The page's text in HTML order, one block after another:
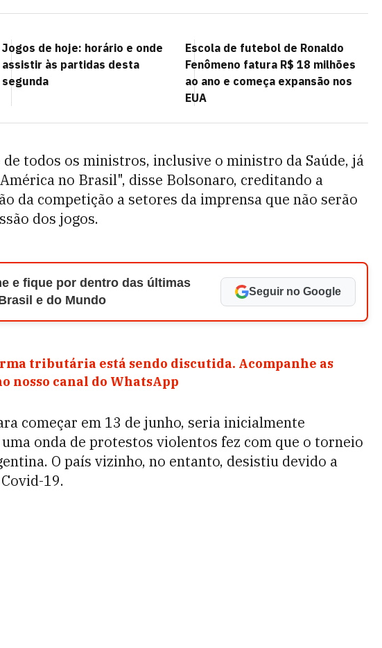
Jogos de hoje: horário e onde
assistir às partidas desta
segunda
Escola de futebol de Ronaldo
Fenômeno fatura R$ 18 milhões
ao ano e começa expansão nos
EUA
todos os ministros, inclusive o ministro da Saúde, já
no Brasil", disse Bolsonaro, creditando a
da competição a setores da imprensa que não serão
dos jogos.
e fique por dentro das últimas
e do Mundo
Seguir no Google
tributária está sendo discutida. Acompanhe as
nosso canal do WhatsApp
começar em 13 de junho, seria inicialmente
onda de protestos violentos fez com que o torneio
O país vizinho, no entanto, desistiu devido a
19.